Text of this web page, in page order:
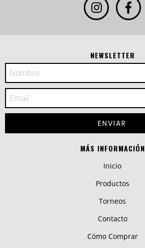
NEWSLETTER
MÁS INFORMACIÓN
Inicio
Productos
Torneos
Contacto
Cómo Comprar